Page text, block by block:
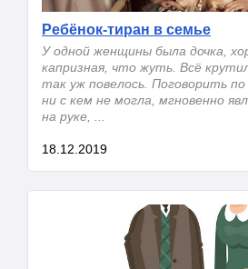
Ребёнок-тиран в семье
У одной женщины была дочка,
капризная, что жуть. Всё
так уж повелось. Поговорить
ни с кем не могла, мгновенно
на руке, ...
18.12.2019